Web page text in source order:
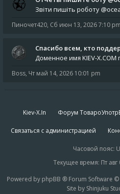
Пиночет420, Сб июн 13, 2026 7:10 pm
Спасибо всем, кто
Boss, Чт май 14, 2026 10:01 pm
Kiev-X.In Форум
Связаться с администрацией
Часовой пояс:
Текущее время: Пт авг
Powered by phpBB ® Forum Software
Site by Shinjuku